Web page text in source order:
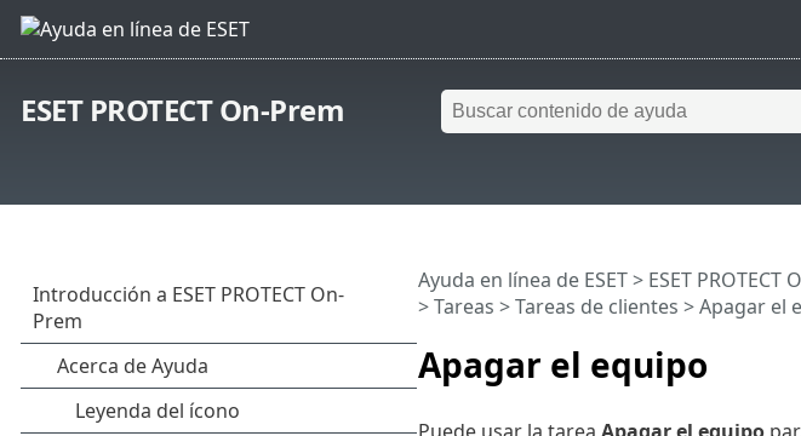
ESET PROTECT On-Prem
Apagar el equipo
Ayuda en línea de ESET> ESET PROTECT
>Tareas >Tareas de clientes > Apagar el